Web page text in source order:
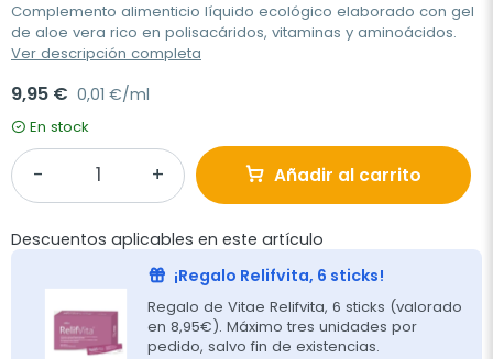
Complemento alimenticio líquido ecológico elaborado con gel
de aloe vera rico en polisacáridos, vitaminas y aminoácidos.
Ver descripción completa
9,95 € 0,01 €/ml
En stock
Añadir al carrito
Descuentos aplicables en este artículo
¡Regalo Relifvita, 6 sticks!
Regalo de Vitae Relifvita, 6 sticks (valorado
en 8,95€). Máximo tres unidades por
pedido, salvo fin de existencias.